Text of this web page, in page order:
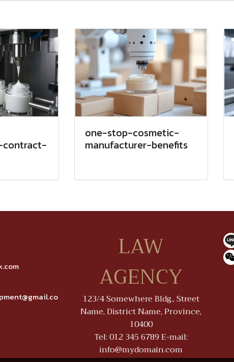
contract-
one-stop-cosmetic-
manufacturer-benefits
LAW
AGENCY
123/4 Somewhere Bldg., Street
Name, District Name, Province,
10400
Tel: 012 345 6789 E-mail:
info@mydomain.com